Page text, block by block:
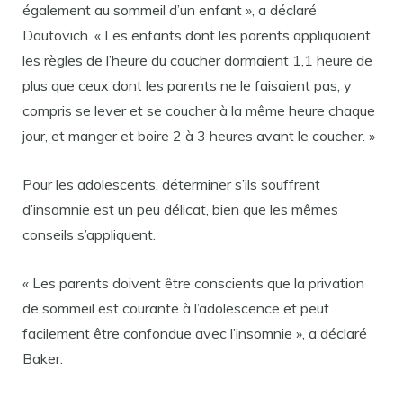
également au sommeil d’un enfant », a déclaré
Dautovich. « Les enfants dont les parents appliquaient
les règles de l’heure du coucher dormaient 1,1 heure de
plus que ceux dont les parents ne le faisaient pas, y
compris se lever et se coucher à la même heure chaque
jour, et manger et boire 2 à 3 heures avant le coucher. »
Pour les adolescents, déterminer s’ils souffrent
d’insomnie est un peu délicat, bien que les mêmes
conseils s’appliquent.
« Les parents doivent être conscients que la privation
de sommeil est courante à l’adolescence et peut
facilement être confondue avec l’insomnie », a déclaré
Baker.